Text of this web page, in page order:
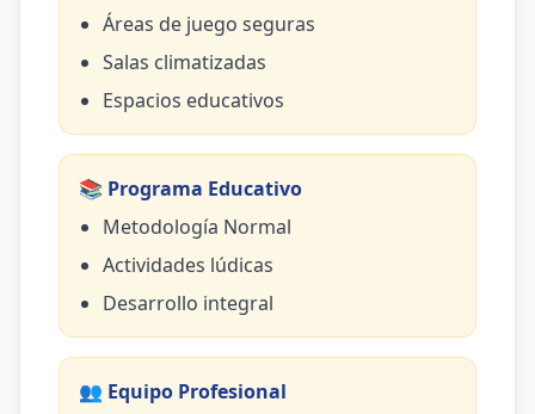
Áreas de juego seguras
Salas climatizadas
Espacios educativos
📚 Programa Educativo
Metodología Normal
Actividades lúdicas
Desarrollo integral
👥 Equipo Profesional